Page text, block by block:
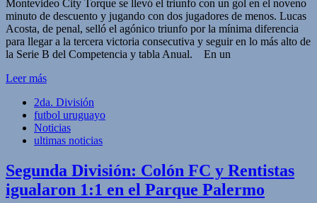
Montevideo City Torque se llevó el triunfo con un gol en el noveno
minuto de descuento y jugando con dos jugadores de menos. Lucas
Acosta, de penal, selló el agónico triunfo por la mínima diferencia
para llegar a la tercera victoria consecutiva y seguir en lo más alto de
la Serie B del Competencia y tabla Anual. En un
Leer más
2da. División
futbol uruguayo
Noticias
ultimas noticias
Segunda División: Colón FC y Rentistas
igualaron 1:1 en el Parque Palermo